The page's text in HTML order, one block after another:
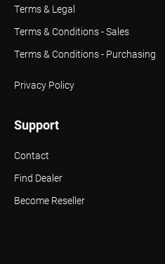
Support
Terms & Legal
Terms & Conditions - Sales
Terms & Conditions - Purchasing
Privacy Policy
Contact
Find Dealer
Become Reseller